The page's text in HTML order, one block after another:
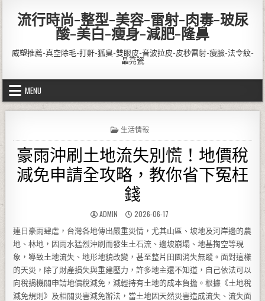
流行時尚-整型-美容-雷射-肉毒-玻尿
酸-美白-瘦身-減肥-隆鼻
威塑推薦-真空除毛-打鼾-狐臭-雙眼皮-音波拉皮-皮秒雷射-瘦臉-法令紋-
晶亮瓷
MENU
POSTED IN
生活情報
豪雨沖刷土地流失別慌！地價稅
減免申請全攻略，教你省下冤枉
錢
AUTHOR:
ADMIN PUBLISHED DATE:
2026-06-17
連日豪雨肆虐，台灣各地傳出嚴重災情，尤其山區、坡地及河岸邊的農
地、林地，因雨水猛烈沖刷而發生土石流、邊坡崩塌、地基掏空等現
象，導致土地流失、地形地貌改變，甚至整片田園消失無蹤。面對這樣
的天災，除了財產損失與重建壓力，許多地主還不知道，自己依法可以
向稅捐機關申請地價稅減免，減輕持有土地的成本負擔。根據《土地稅
減免規則》及相關災害減免辦法，當土地因天然災害造成流失、流失面